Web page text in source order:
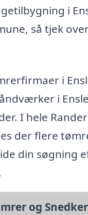
i
så tjek
i
i
I hele
der flere
din søgning
og